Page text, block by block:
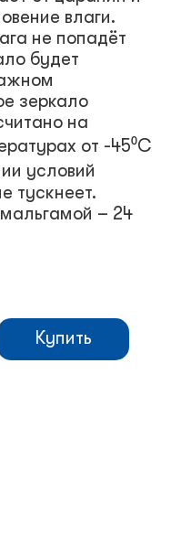
влаги.
не попадёт
будет
зеркало
на
от -45⁰С
условий
тускнеет.
– 24
Купить